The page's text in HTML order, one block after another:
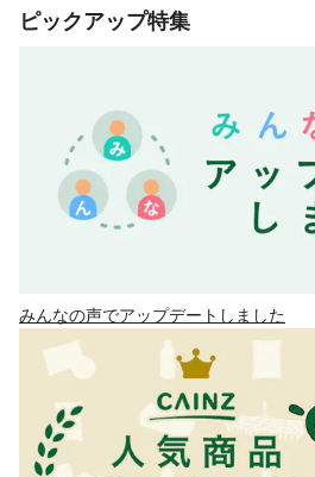
ピックアップ特集
みんなの声でアップデートしました